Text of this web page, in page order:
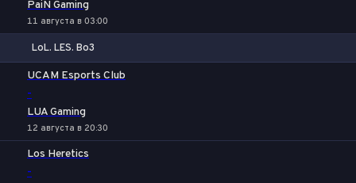
PaiN Gaming
11 августа в 03:00
LoL. LES. Bo3
UCAM Esports Club
-
LUA Gaming
12 августа в 20:30
Los Heretics
-